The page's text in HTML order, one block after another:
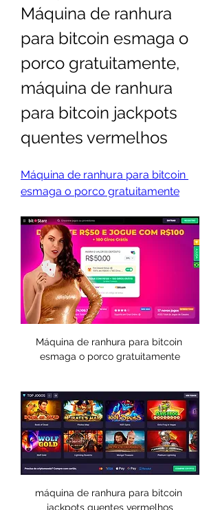
Máquina de ranhura
para bitcoin esmaga o
porco gratuitamente,
máquina de ranhura
para bitcoin jackpots
quentes vermelhos
Máquina de ranhura para bitcoin
esmaga o porco gratuitamente
Máquina de ranhura para bitcoin
esmaga o porco gratuitamente
máquina de ranhura para bitcoin
jackpots quentes vermelhos